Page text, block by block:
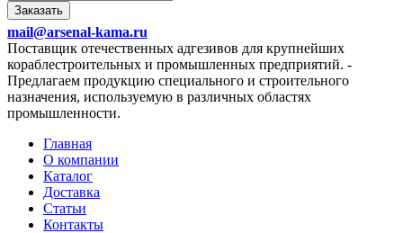
Заказать
mail@arsenal-kama.ru
Поставщик отечественных адгезивов для крупнейших
кораблестроительных и промышленных предприятий. -
Предлагаем продукцию специального и строительного
назначения, используемую в различных областях
промышленности.
Главная
О компании
Каталог
Доставка
Статьи
Контакты